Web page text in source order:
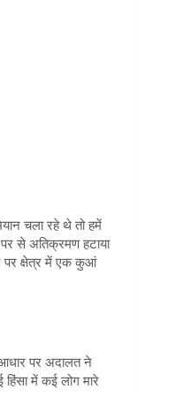
चला रहे थे तो हमें
से अतिक्रमण हटाया
पर क्षेत्र में एक कुआं
आधार पर अदालत ने
में कई लोग मारे